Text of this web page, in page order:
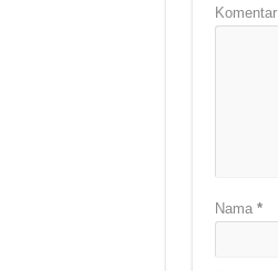
Komentar
Nama *